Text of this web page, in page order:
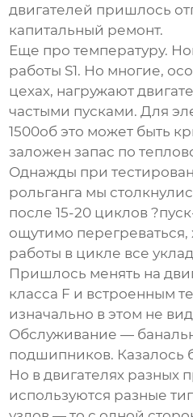
двигателей пришлось
капитальный ремонт.
Еще про температуру.
работы S1. Но многие,
цехах, нагружают
частыми пусками. Для
1500об это может быть
заложен запас по
Однажды при
рольганга мы
после 15-20 циклов
ощутимо перегреваться,
работы в цикле все
Пришлось менять на
класса F и встроенным
изначально в этом не
Обслуживание —
подшипников. Казалось
Но в двигателях разных
используются разные